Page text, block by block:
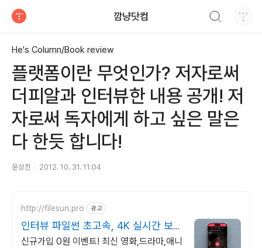
깜냥닷컴
He's Column/Book review
플랫폼이란 무엇인가? 저자로써
더피알과 인터뷰한 내용 공개! 저
자로써 독자에게 하고 싶은 말은
다 한듯 합니다!
윤상진 2012. 10. 31. 11:04
http://filesun.pro 광고
인터뷰 파일썬 초고속, 4K 실시간 보
기!
신규가입 0원 이벤트! 최신 영화,드라마,애니